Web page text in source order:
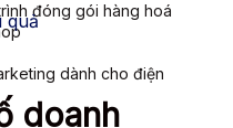
dành cho điện
đóng gói hàng hoá
quả
doanh